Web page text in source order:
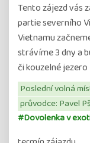
Tento zájezd vás
partie severního
Vietnamu
strávíme 3 dny a
či kouzelné
Poslední volná
průvodce: Pavel
#Dovolenka v